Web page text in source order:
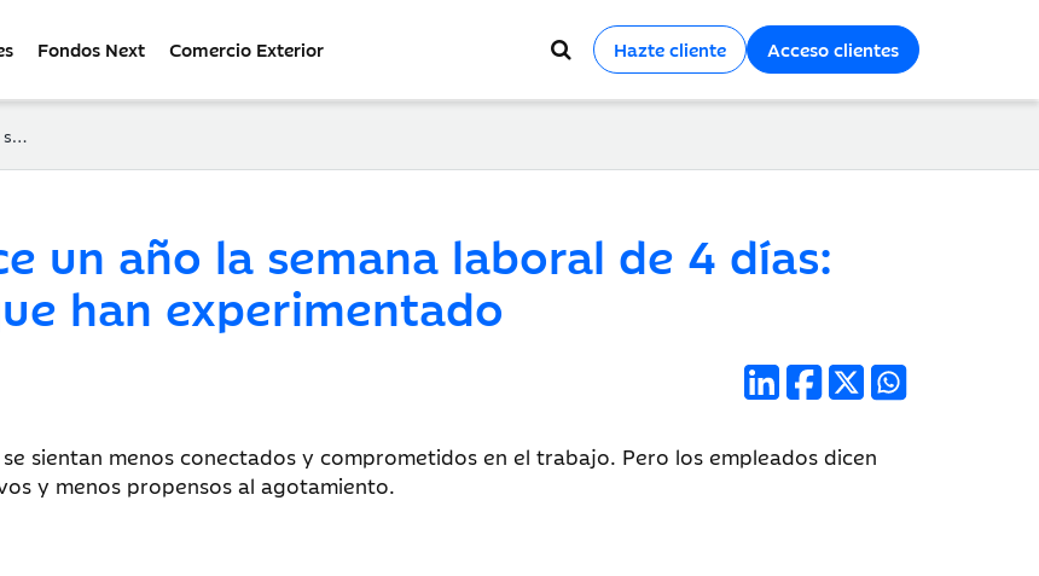
Fondos Next Comercio Exterior Hazte cliente Acceso clientes
un año la semana laboral de 4 días:
han experimentado
sientan menos conectados y comprometidos en el trabajo. Pero los empleados dicen
y menos propensos al agotamiento.